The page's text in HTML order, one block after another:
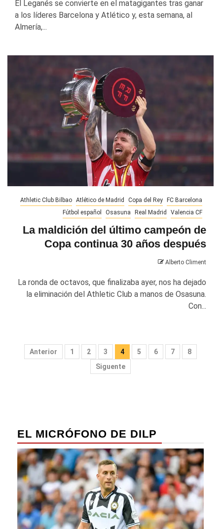
El Leganés se convierte en el matagigantes tras ganar
a los líderes Barcelona y Atlético y, esta semana, al
Almería,...
Athletic Club Bilbao Atlético de Madrid Copa del Rey FC Barcelona
Fútbol español
Osasuna Real Madrid Valencia CF
La maldición del último campeón de
Copa continua 30 años después
Alberto Climent
La ronda de octavos, que finalizaba ayer, nos ha dejado
la eliminación del Athletic Club a manos de Osasuna.
Con...
Paginación
Anterior 1 2 3 4 5 6 7
8
Siguente
EL MICRÓFONO DE DILP